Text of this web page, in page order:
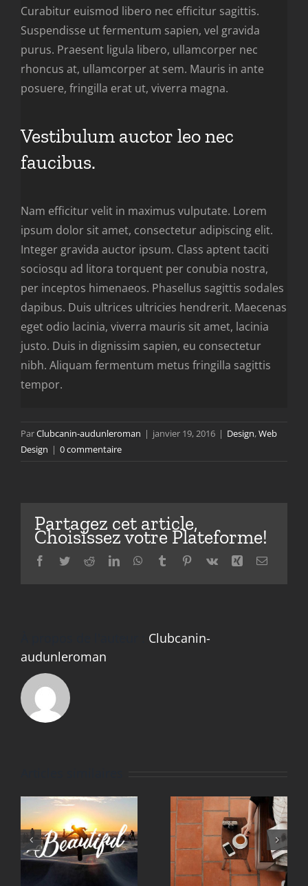
Curabitur euismod libero nec efficitur sagittis.
Suspendisse ut fermentum sapien, vel gravida
purus. Praesent ligula libero, ullamcorper nec
rhoncus at, ullamcorper at sem. Mauris in ante
posuere, fringilla erat ut, viverra magna.
Vestibulum auctor leo nec
faucibus.
Nam efficitur velit in maximus vulputate. Lorem
ipsum dolor sit amet, consectetur adipiscing elit.
Integer gravida auctor ipsum. Class aptent taciti
sociosqu ad litora torquent per conubia nostra,
per inceptos himenaeos. Phasellus sagittis sodales
dapibus. Duis ultrices ultricies hendrerit. Maecenas
eget odio lacinia, viverra mauris sit amet, lacinia
justo. Duis in dignissim sapien, eu consectetur
nibh. Aliquam fermentum metus fringilla sagittis
tempor.
ParClubcanin-audunleroman | janvier 19, 2016 | Design,Web
Design | 0 commentaire
Partagez cet article,
Choisissez votre Plateforme!
Facebook
TwitterRedditLinkedInWhatsApp
Tumblr Pinterest
Vk Xing Email
Clubcanin-
audunleroman
Aliquam
congue
semper
Fusce
cursus
dolor sit